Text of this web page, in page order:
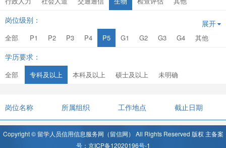
岗位级别：
全部 P1 P2 P3 P4 P5 G1 G2 G3 G4 其他
展开
学历要求：
全部 专科及以上 本科及以上 硕士及以上 未明确
岗位名称 所属组织 工作地点 截止日期
Copyright © 留学人员信用信息服务网（留信网） All Rights Reserved 版权 主备案
号：京ICP备12020196号-1